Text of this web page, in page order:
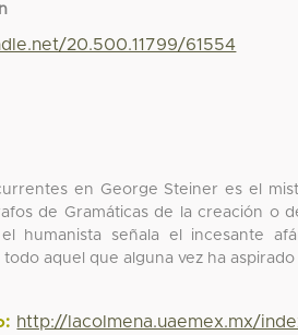
20.500.11799/61554
en George Steiner es el
de Gramáticas de la creación o
el humanista señala el incesante
aquel que alguna vez ha aspirado
http://lacolmena.uaemex.mx/